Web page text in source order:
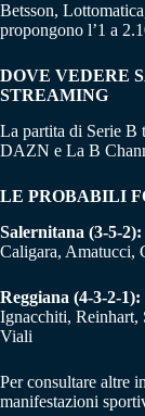
Betsson,
propongono l’1 a
DOVE VEDERE
STREAMING
La partita di Serie B
DAZN e La B
LE PROBABILI
Salernitana (3-5-2):
Caligara, Amatucci,
Reggiana (4-3-2-1):
Ignacchiti, Reinhart,
Viali
Per consultare altre
manifestazioni